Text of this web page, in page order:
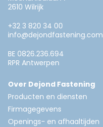
2610 Wilrijk
+32 3 820 34 00
info@dejondfastening.com
BE 0826.236.694
RPR Antwerpen
Over Dejond Fastening
Producten en diensten
Firmagegevens
Openings- en afhaaltijden